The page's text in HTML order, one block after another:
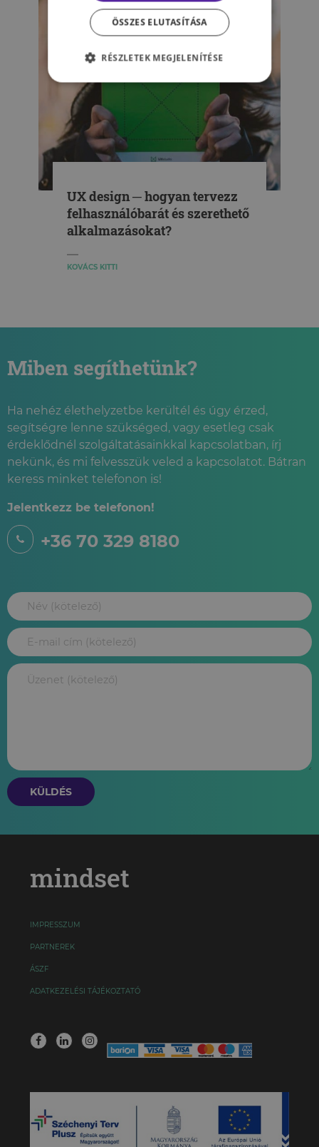
UX design ─ hogyan tervezz
felhasználóbarát és szerethető
alkalmazásokat?
KOVÁCS KITTI
Miben segíthetünk?
Ha nehéz élethelyzetbe kerültél és úgy érzed,
segítségre lenne szükséged, vagy esetleg csak
érdeklődnél szolgáltatásainkkal kapcsolatban, írj
nekünk, és mi felvesszük veled a kapcsolatot. Bátran
keress minket telefonon is!
Jelentkezz be telefonon!
+36 70 329 8180
KÜLDÉS
mindset
IMPRESSZUM
PARTNEREK
ÁSZF
ADATKEZELÉSI TÁJÉKOZTATÓ
ÖSSZES ELUTASÍTÁSA
RÉSZLETEK MEGJELENÍTÉSE